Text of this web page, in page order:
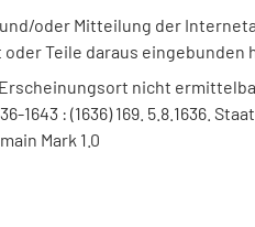
oder Mitteilung der
Teile daraus eingebunden
nicht
1643 : (1636) 169. 5.8.1636.
Mark 1.0